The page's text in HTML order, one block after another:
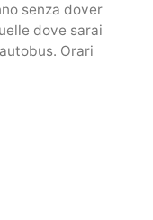
senza dover
dove sarai
Orari